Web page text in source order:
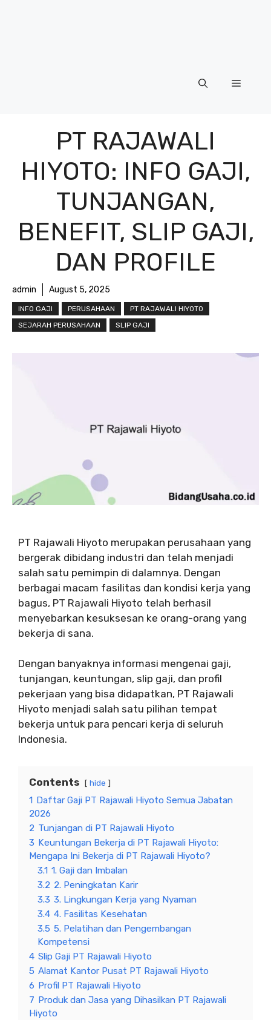
Menu
PT RAJAWALI
HIYOTO: INFO GAJI,
TUNJANGAN,
BENEFIT, SLIP GAJI,
DAN PROFILE
admin August 5, 2025
INFO GAJI PERUSAHAAN
PT RAJAWALI HIYOTO
SEJARAH PERUSAHAAN
SLIP GAJI
PT Rajawali Hiyoto merupakan perusahaan yang
bergerak dibidang industri dan telah menjadi
salah satu pemimpin di dalamnya. Dengan
berbagai macam fasilitas dan kondisi kerja yang
bagus, PT Rajawali Hiyoto telah berhasil
menyebarkan kesuksesan ke orang-orang yang
bekerja di sana.
Dengan banyaknya informasi mengenai gaji,
tunjangan, keuntungan, slip gaji, dan profil
pekerjaan yang bisa didapatkan, PT Rajawali
Hiyoto menjadi salah satu pilihan tempat
bekerja untuk para pencari kerja di seluruh
Indonesia.
Contents hide
1 Daftar Gaji PT Rajawali Hiyoto Semua Jabatan
2026
2 Tunjangan di PT Rajawali Hiyoto
3 Keuntungan Bekerja di PT Rajawali Hiyoto:
Mengapa Ini Bekerja di PT Rajawali Hiyoto?
3.1 1. Gaji dan Imbalan
3.2 2. Peningkatan Karir
3.3 3. Lingkungan Kerja yang Nyaman
3.4 4. Fasilitas Kesehatan
3.5 5. Pelatihan dan Pengembangan
Kompetensi
4 Slip Gaji PT Rajawali Hiyoto
5 Alamat Kantor Pusat PT Rajawali Hiyoto
6 Profil PT Rajawali Hiyoto
7 Produk dan Jasa yang Dihasilkan PT Rajawali
Hiyoto